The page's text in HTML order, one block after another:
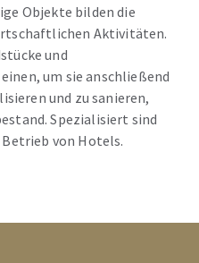
Objekte bilden die
Aktivitäten.
und
um sie anschließend
und zu sanieren,
Spezialisiert sind
Betrieb von Hotels.